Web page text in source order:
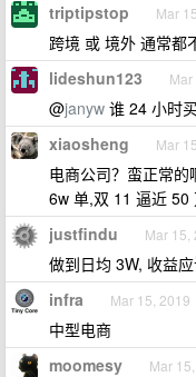
triptipstop Mar
跨境 或 境外 通常都
lideshun123
@janyw 谁 24 小时
xiaosheng Mar
电商公司？蛮正常
6w 单,双 11 逼近 50
justfindu Mar 15,
做到日均 3W, 收益
infra Mar 15, 2019
中型电商
moomesy Mar